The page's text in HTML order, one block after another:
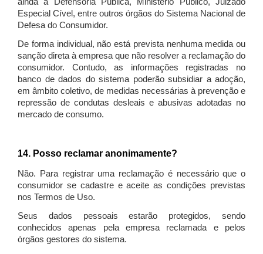
Especial Cível, entre outros órgãos do Sistema Nacional de
Defesa do Consumidor.
De forma individual, não está prevista nenhuma medida ou
sanção direta à empresa que não resolver a reclamação do
consumidor. Contudo, as informações registradas no
banco de dados do sistema poderão subsidiar a adoção,
em âmbito coletivo, de medidas necessárias à prevenção e
repressão de condutas desleais e abusivas adotadas no
mercado de consumo.
14. Posso reclamar anonimamente?
Não. Para registrar uma reclamação é necessário que o
consumidor se cadastre e aceite as condições previstas
nos Termos de Uso.
Seus dados pessoais estarão protegidos, sendo
conhecidos apenas pela empresa reclamada e pelos
órgãos gestores do sistema.